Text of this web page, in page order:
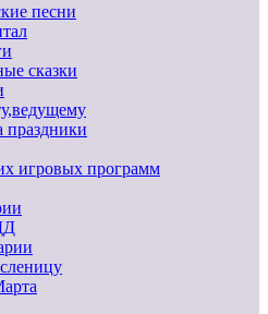
песни
сказки
праздники
игровых программ